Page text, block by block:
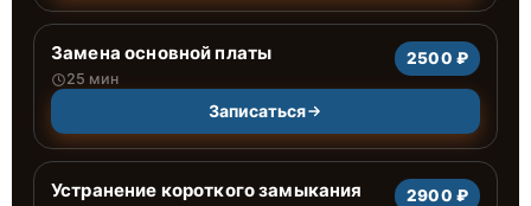
Замена основной платы
25 мин
2500 ₽
Записаться
Устранение короткого замыкания 2900 ₽